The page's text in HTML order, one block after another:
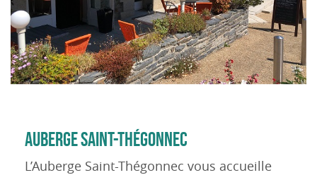
AUBERGE SAINT-THÉGONNEC
L’Auberge Saint-Thégonnec vous accueille